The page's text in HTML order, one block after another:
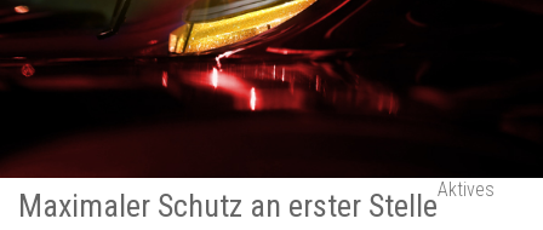
Maximaler Schutz an erster StelleAktives